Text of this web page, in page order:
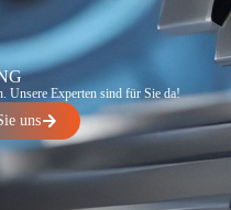
Unsere Experten sind für Sie da!
uns